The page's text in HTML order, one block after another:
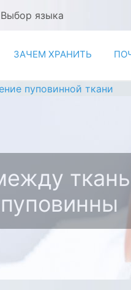
Выбор языка
ЗАЧЕМ ХРАНИТЬ
пуповинной ткани